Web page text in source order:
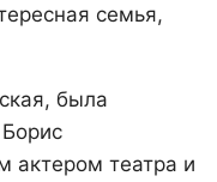
семья,
была
актером театра и